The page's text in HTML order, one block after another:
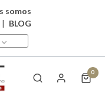
somos
| BLOG
0